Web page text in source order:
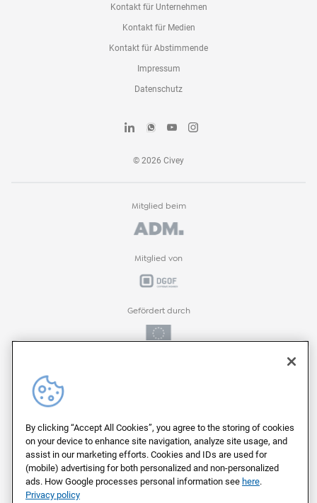
Kontakt für Unternehmen
Kontakt für Medien
Kontakt für Abstimmende
Impressum
Datenschutz
© 2026 Civey
Mitglied beim
Mitglied von
Gefördert durch
Auf deutschen Servern von
By clicking “Accept All Cookies”, you agree to the storing of cookies
on your device to enhance site navigation, analyze site usage, and
assist in our marketing efforts. Cookies and IDs are used for
(mobile) advertising for both personalized and non-personalized
ads. How Google processes personal information see here.
Privacy policy